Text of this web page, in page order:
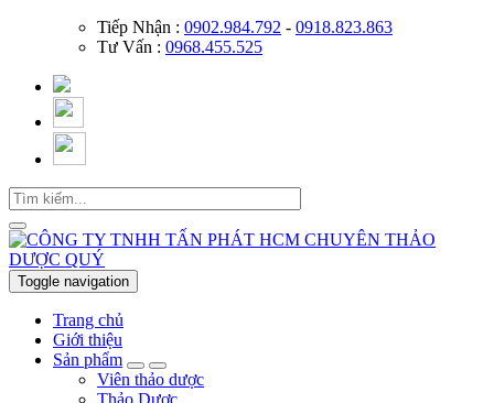
Tiếp Nhận : 0902.984.792 - 0918.823.863
Tư Vấn : 0968.455.525
Toggle navigation
Trang chủ
Giới thiệu
Sản phẩm
Viên thảo dược
Thảo Dược